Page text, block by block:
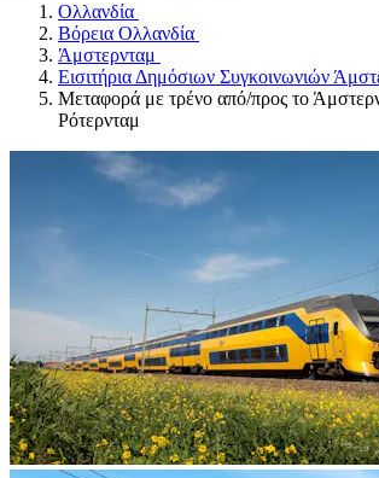
Ολλανδία
Βόρεια Ολλανδία
Άμστερνταμ
Εισιτήρια Δημόσιων Συγκοινωνιών
Μεταφορά με τρένο από/προς το
Ρότερνταμ